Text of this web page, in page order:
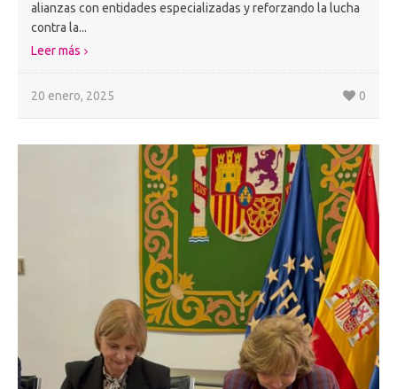
alianzas con entidades especializadas y reforzando la lucha
contra la...
Leer más
20 enero, 2025 0